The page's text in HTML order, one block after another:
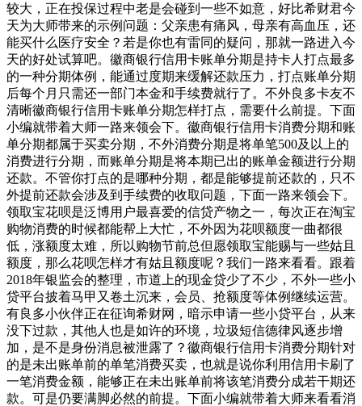
较大，正在投保过程中老是会碰到一些不如意，好比希财君今
天为大师带来的示例问题：父亲患有痛风，母亲有高血压，还
能买什么医疗安全？若是你也有雷同的疑问，那就一路进入今
天的好处试算吧。徽商银行信用卡账单分期是持卡人打点最多
的一种分期体例，能通过度期来缓解还款压力，打点账单分期
后每个月只需还一部门本金和手续费就行了。不外良多卡友不
清晰徽商银行信用卡账单分期怎样打点，需要什么前提。下面
小编就带着大师一路来领会下。徽商银行信用卡消费分期和账
单分期都属于买卖分期，不外消费分期是将单笔500及以上的
消费进行分期，而账单分期是将本期已出的账单金额进行分期
还款。不管你打点的是哪种分期，都是能够提前还款的，只不
外提前还款会涉及到手续费的收取问题，下面一路来领会下。
领取宝花呗是泛博用户最喜爱的信贷产物之一，每次正在淘宝
购物消费的时候都能帮上大忙，不外因为花呗额度一曲都很
低，涨额度太难，所以购物节前总但愿领取宝能赐与一些姑且
额度，那么花呗怎样才有姑且额度呢？我们一路来看看。跟着
2018年银监会的整理，市道上的现金贷少了不少，不外一些小
贷平台披着马甲又卷土沉来，会员、抢额度等体例继续运营。
有良多小伙伴正在征询希财网，暗示申请一些小贷平台，从来
没下过款，其他人也是如许的环境，垃圾短信德律风逐步增
加，是不是身份消息被泄露了？徽商银行信用卡消费分期针对
的是未出账单前的单笔消费买卖，也就是说你利用信用卡刷了
一笔消费金额，能够正在未出账单前将该笔消费分成若干期还
款。可是仍要满脚必然的前提。下面小编就带着大师来看看消